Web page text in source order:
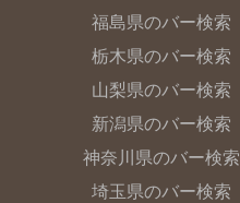
福島県のバー検索
栃木県のバー検索
山梨県のバー検索
新潟県のバー検索
神奈川県のバー検索
埼玉県のバー検索